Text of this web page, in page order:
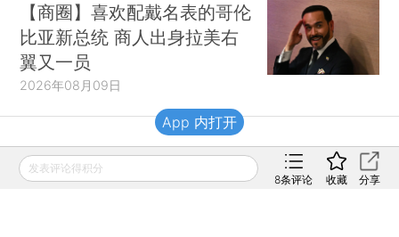
【商圈】喜欢配戴名表的哥伦
比亚新总统 商人出身拉美右
翼又一员
2026年08月09日
财新移动
发表评论得积分
8条评论 收藏 分享
App 内打开